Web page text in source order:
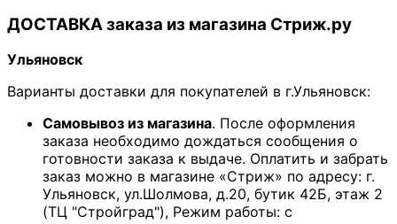
ДОСТАВКА заказа из магазина Стриж.ру
Ульяновск
Варианты доставки для покупателей в г.Ульяновск:
Самовывоз из магазина. После оформления
заказа необходимо дождаться сообщения о
готовности заказа к выдаче. Оплатить и забрать
заказ можно в магазине «Стриж» по адресу: г.
Ульяновск, ул.Шолмова, д.20, бутик 42Б, этаж 2
(ТЦ "Стройград"), Режим работы: с